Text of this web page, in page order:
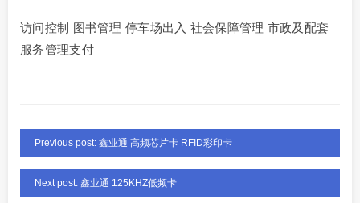
访问控制 图书管理 停车场出入 社会保障管理 市政及配套
服务管理支付
Previous post: 鑫业通 高频芯片卡 RFID彩印卡
Next post: 鑫业通 125KHZ低频卡